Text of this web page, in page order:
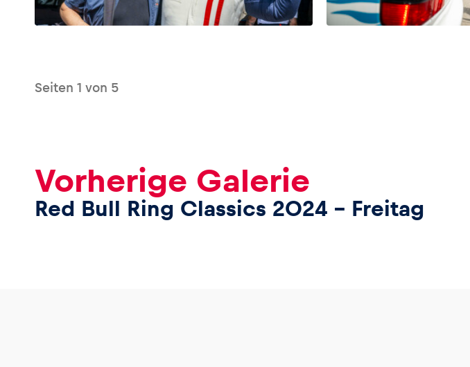
Seiten 1 von 5
Vorherige Galerie
Red Bull Ring Classics 2024 – Freitag